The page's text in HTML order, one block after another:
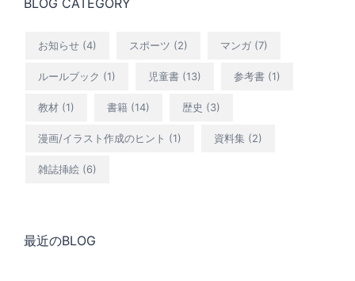
BLOG CATEGORY
お知らせ (4) スポーツ (2) マンガ (7)
ルールブック (1) 児童書 (13) 参考書 (1)
教材 (1) 書籍 (14) 歴史 (3)
漫画/イラスト作成のヒント (1) 資料集 (2)
雑誌挿絵 (6)
最近のBLOG